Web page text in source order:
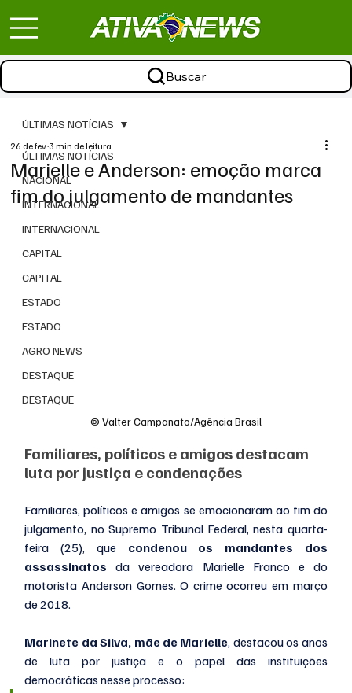
Buscar
ÚLTIMAS NOTÍCIAS
NACIONAL
INTERNACIONAL
INTERNACIONAL
CAPITAL
CAPITAL
ESTADO
ESTADO
AGRO NEWS
DESTAQUE
DESTAQUE
ÚLTIMAS NOTÍCIAS
Marielle e Anderson: emoção marca
fim do julgamento de mandantes
26 de fev.3 min de leitura
© Valter Campanato/Agência Brasil
Familiares, políticos e amigos destacam
luta por justiça e condenações
Familiares, políticos e amigos se emocionaram ao fim do
julgamento, no Supremo Tribunal Federal, nesta quarta-
feira (25), que condenou os mandantes dos
assassinatos da vereadora Marielle Franco e do
motorista Anderson Gomes. O crime ocorreu em março
de 2018.
Marinete da Silva, mãe de Marielle, destacou os anos
de luta por justiça e o papel das instituições
democráticas nesse processo: